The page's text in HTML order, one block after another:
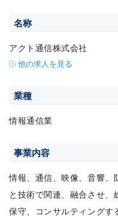
名称
アクト通信株式会社
他の求人を見る
業種
情報通信業
事業内容
情報、通信、映像、音響、
と技術で関連、融合させ、
保守、コンサルティングす